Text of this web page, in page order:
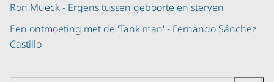
Ron Mueck - Ergens tussen geboorte en sterven
Een ontmoeting met de 'Tank man' - Fernando Sánchez
Castillo